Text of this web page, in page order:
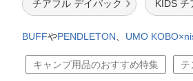
お客様
ご利用ガ
チアフル デイパック KIDS チ
BUFFやPENDLETON UMO
キャンプ用品のおすすめ特集 テ